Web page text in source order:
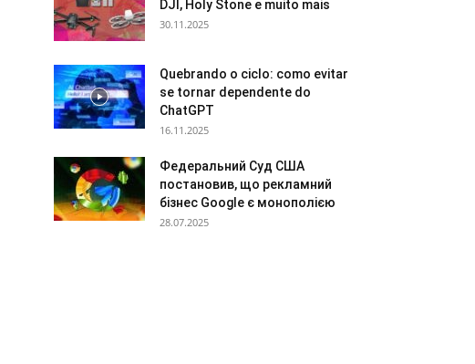
DJI, Holy Stone e muito mais
30.11.2025
Quebrando o ciclo: como evitar
se tornar dependente do
ChatGPT
16.11.2025
Федеральний Суд США
постановив, що рекламний
бізнес Google є монополією
28.07.2025